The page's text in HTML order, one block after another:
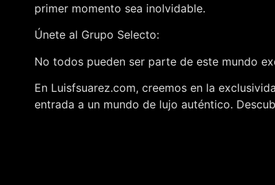
primer momento sea inolvidable.
Únete al Grupo Selecto:
No todos pueden ser parte de este mundo
En Luisfsuarez.com, creemos en la
entrada a un mundo de lujo auténtico.